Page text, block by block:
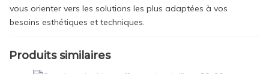
vous orienter vers les solutions les plus adaptées à vos
besoins esthétiques et techniques.
Produits similaires